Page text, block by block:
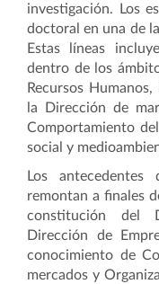
investigación. Los
doctoral en una de
Estas líneas
dentro de los
Recursos
la Dirección de
Comportamiento
social y
Los
remontan a finales
constitución del
Dirección de
conocimiento de
mercados y